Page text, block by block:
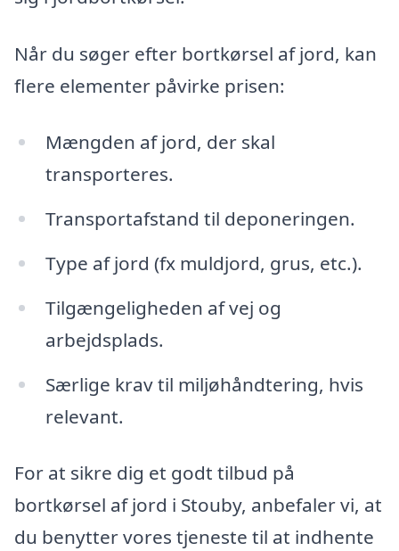
Når du søger efter bortkørsel af jord, kan
flere elementer påvirke prisen:
Mængden af jord, der skal
transporteres.
Transportafstand til deponeringen.
Type af jord (fx muldjord, grus, etc.).
Tilgængeligheden af vej og
arbejdsplads.
Særlige krav til miljøhåndtering, hvis
relevant.
For at sikre dig et godt tilbud på
bortkørsel af jord i Stouby, anbefaler vi, at
du benytter vores tjeneste til at indhente